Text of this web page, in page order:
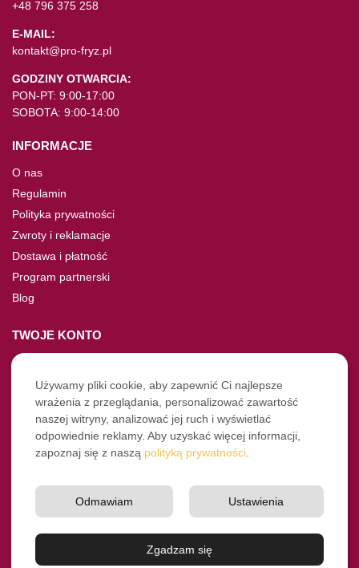
+48 796 375 258
E-MAIL:
kontakt@pro-fryz.pl
GODZINY OTWARCIA:
PON-PT: 9:00-17:00
SOBOTA: 9:00-14:00
INFORMACJE
O nas
Regulamin
Polityka prywatności
Zwroty i reklamacje
Dostawa i płatność
Program partnerski
Blog
TWOJE KONTO
Moje konto
Nie pamiętasz hasła?
Twoje zamówienia
NASZE SOCIALE
Instagram
© Pro-Fryz.pl 2021-2026
Używamy pliki cookie, aby zapewnić Ci najlepsze
wrażenia z przeglądania, personalizować zawartość
naszej witryny, analizować jej ruch i wyświetlać
odpowiednie reklamy. Aby uzyskać więcej informacji,
zapoznaj się z naszą polityką prywatności
Zgadzam się
Ustawienia
Odmawiam